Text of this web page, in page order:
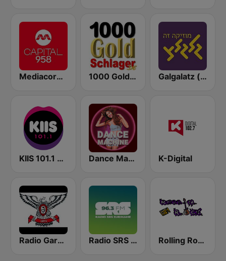
Mediacorp CAPITAL 958 1000 Goldschlager Galgalatz (גלגלצ רדיו)
KIIS 101.1 Melbourne Dance Machine K-Digital
Radio Garuda Suriname Radio SRS Suriname - Powered by SuriLive.com Rolling Rock FM